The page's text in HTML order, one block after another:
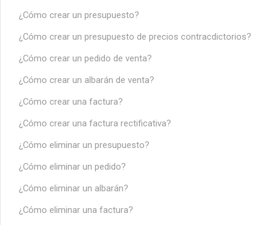
¿Cómo crear un presupuesto?
¿Cómo crear un presupuesto de precios contracdictorios?
¿Cómo crear un pedido de venta?
¿Cómo crear un albarán de venta?
¿Cómo crear una factura?
¿Cómo crear una factura rectificativa?
¿Cómo eliminar un presupuesto?
¿Cómo eliminar un pedido?
¿Cómo eliminar un albarán?
¿Cómo eliminar una factura?